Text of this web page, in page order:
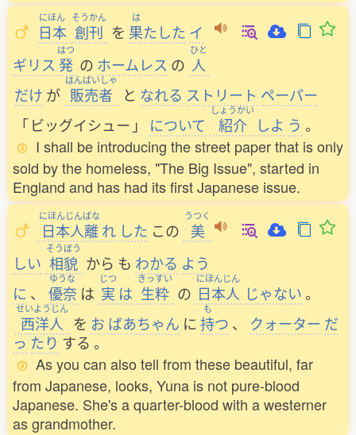
にほん
日本
そうかん
創刊 を
は
果たした イ
ギリス
はつ
発 の ホームレス の
ひと
人
だけ が
はんばいしゃ
販売者 と なれる ストリート ペーパー
「ビッグイシュー 」 について
しょうかい
紹介 しよ う 。
I shall be introducing the street paper that is only
sold by the homeless, "The Big Issue", started in
England and has had its first Japanese issue.
にほんじんばな
日本人離 れ した この
うつく
美
しい
そうぼう
相貌 から も わかる よう
に 、
ゆうな
優奈 は
じつ
実 は
きっすい
生粋 の
にほんじん
日本人 じゃない。
せいようじん
西洋人 を お ばあちゃん に
も
持つ 、 クォーター だ
っ たり する 。
As you can also tell from these beautiful, far
from Japanese, looks, Yuna is not pure-blood
Japanese. She's a quarter-blood with a westerner
as grandmother.